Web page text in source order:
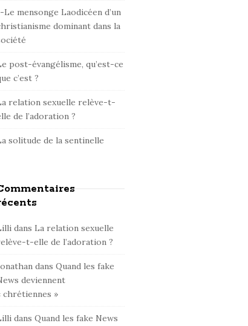
Le mensonge Laodicéen d’un
dominant dans la
post-évangélisme, qu’est-ce
c’est ?
relation sexuelle relève-t-
de l’adoration ?
solitude de la sentinelle
dans La relation sexuelle
t-elle de l’adoration ?
dansQuand les fake
deviennent
chrétiennes »
dansQuand les fake News